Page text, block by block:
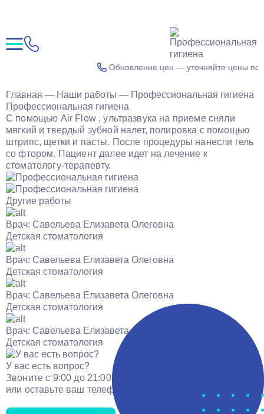
Обновление цен — уточняйте цены по
Главная — Наши работы — Профессиональная гигиена
Профессиональная гигиена
С помощью Air Flow , ультразвука на приеме сняли
мягкий и твердый зубной налет, полировка с помощью
штрипс, щетки и пасты. После процедуры нанесли гель
со фтором. Пациент далее идет на лечение к
стоматологу-терапевту.
Другие работы
Врач: Савельева Елизавета Олеговна
Детская стоматология
Врач: Савельева Елизавета Олеговна
Детская стоматология
Врач: Савельева Елизавета Олеговна
Детская стоматология
Врач: Савельева Елизавета Олеговна
Детская стоматология
У вас есть вопрос?
Звоните с 9:00 до 21:00
или оставьте ваш телефон.